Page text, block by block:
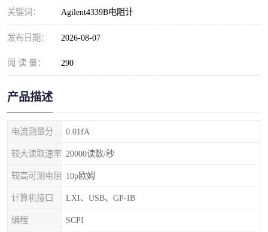
关键词： Agilent4339B电阻计
发布日期： 2026-08-07
阅 读 量： 290
产品描述
0.01fA
较大读取速率 20000读数/秒
较高可测电阻 10p欧姆
计算机接口 LXI、USB、GP-IB
编程 SCPI